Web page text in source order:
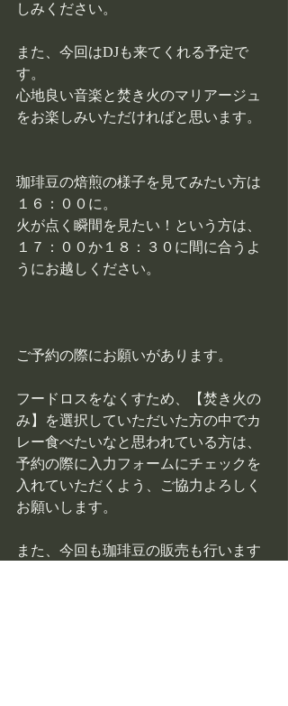
しみください。
また、今回はDJも来てくれる予定で
す。
心地良い音楽と焚き火のマリアージュ
をお楽しみいただければと思います。
珈琲豆の焙煎の様子を見てみたい方は
１６：００に。
火が点く瞬間を見たい！という方は、
１７：００か１８：３０に間に合うよ
うにお越しください。
ご予約の際にお願いがあります。
フードロスをなくすため、【焚き火の
み】を選択していただいた方の中でカ
レー食べたいなと思われている方は、
予約の際に入力フォームにチェックを
入れていただくよう、ご協力よろしく
お願いします。
また、今回も珈琲豆の販売も行います